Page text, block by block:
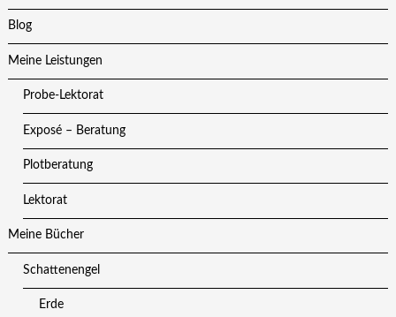
Blog
Meine Leistungen
Probe-Lektorat
Exposé – Beratung
Plotberatung
Lektorat
Meine Bücher
Schattenengel
Erde